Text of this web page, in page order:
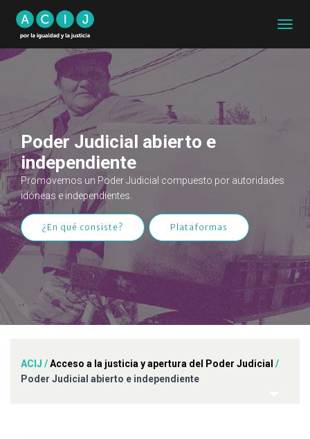
MODO
Poder Judicial abierto e
independiente
Promovemos un Poder Judicial compuesto por autoridades
idóneas e independientes.
¿En qué consiste? Plataformas
ACIJ /Acceso a la justicia y apertura del Poder Judicial /
Poder Judicial abierto e independiente